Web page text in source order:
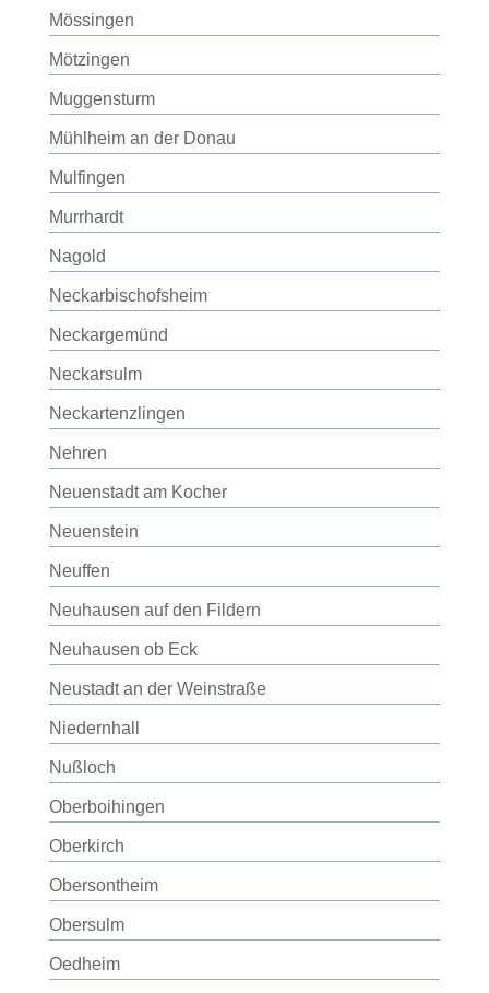
Mössingen
Mötzingen
Muggensturm
Mühlheim an der Donau
Mulfingen
Murrhardt
Nagold
Neckarbischofsheim
Neckargemünd
Neckarsulm
Neckartenzlingen
Nehren
Neuenstadt am Kocher
Neuenstein
Neuffen
Neuhausen auf den Fildern
Neuhausen ob Eck
Neustadt an der Weinstraße
Niedernhall
Nußloch
Oberboihingen
Oberkirch
Obersontheim
Obersulm
Oedheim